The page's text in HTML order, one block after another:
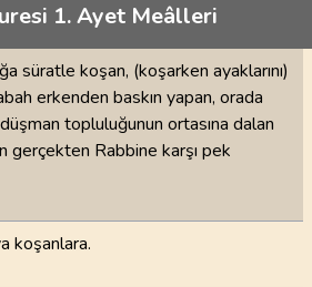
1. Ayet Meâlleri
süratle koşan, (koşarken ayaklarını)
erkenden baskın yapan, orada
topluluğunun ortasına dalan
gerçekten Rabbine karşı pek
koşanlara.